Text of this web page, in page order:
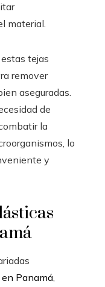
material.
tejas
remover
aseguradas.
de
la
lo
y
Panamá